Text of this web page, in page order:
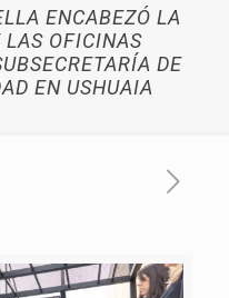
ENCABEZÓ LA
LAS OFICINAS
DE
EN USHUAIA